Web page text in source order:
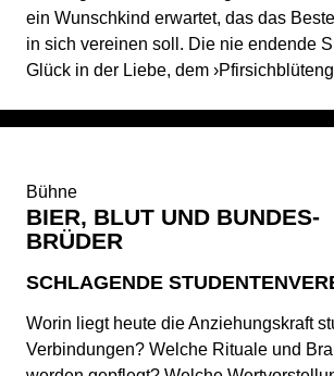
ein Wunschkind erwartet, das das
in sich vereinen soll. Die nie endende
Glück in der Liebe, dem
Bühne
BIER, BLUT UND BUNDES-
BRÜDER
SCHLAGENDE
Worin liegt heute die Anziehungskraft
Verbindungen? Welche Rituale und